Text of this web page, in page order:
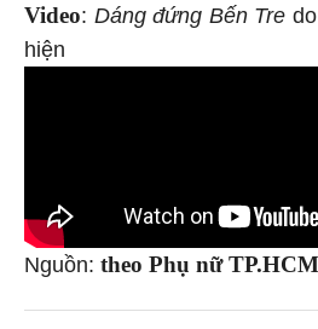
Video: Dáng đứng Bến Tre
hiện
Nguồn: theo Phụ nữ TP.HCM